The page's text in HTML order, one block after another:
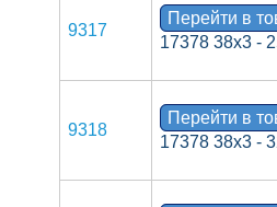
9317
Перейти в
17378 38х3 -
9318
Перейти в
17378 38х3 -